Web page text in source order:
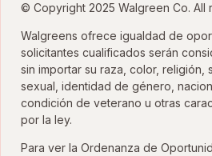
© Copyright 2025 Walgreen Co. All
Walgreens ofrece igualdad de
solicitantes cualificados serán
sin importar su raza, color, religión,
sexual, identidad de género,
condición de veterano u otras
por la ley.
Para ver la Ordenanza de